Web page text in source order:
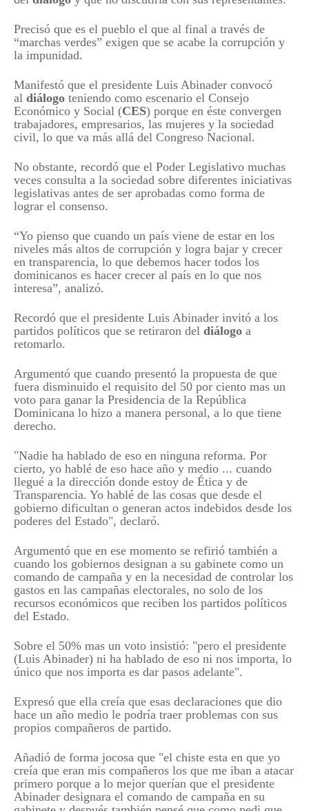
Precisó que es el pueblo el que al final a través de
“marchas verdes” exigen que se acabe la corrupción y
la impunidad.
Manifestó que el presidente Luis Abinader convocó
al diálogo teniendo como escenario el Consejo
Económico y Social (CES) porque en éste convergen
trabajadores, empresarios, las mujeres y la sociedad
civil, lo que va más allá del Congreso Nacional.
No obstante, recordó que el Poder Legislativo muchas
veces consulta a la sociedad sobre diferentes iniciativas
legislativas antes de ser aprobadas como forma de
lograr el consenso.
“Yo pienso que cuando un país viene de estar en los
niveles más altos de corrupción y logra bajar y crecer
en transparencia, lo que debemos hacer todos los
dominicanos es hacer crecer al país en lo que nos
interesa”, analizó.
Recordó que el presidente Luis Abinader invitó a los
partidos políticos que se retiraron del diálogo a
retomarlo.
Argumentó que cuando presentó la propuesta de que
fuera disminuido el requisito del 50 por ciento mas un
voto para ganar la Presidencia de la República
Dominicana lo hizo a manera personal, a lo que tiene
derecho.
"Nadie ha hablado de eso en ninguna reforma. Por
cierto, yo hablé de eso hace año y medio ... cuando
llegué a la dirección donde estoy de Ética y de
Transparencia. Yo hablé de las cosas que desde el
gobierno dificultan o generan actos indebidos desde los
poderes del Estado", declaró.
Argumentó que en ese momento se refirió también a
cuando los gobiernos designan a su gabinete como un
comando de campaña y en la necesidad de controlar los
gastos en las campañas electorales, no solo de los
recursos económicos que reciben los partidos políticos
del Estado.
Sobre el 50% mas un voto insistió: "pero el presidente
(Luis Abinader) ni ha hablado de eso ni nos importa, lo
único que nos importa es dar pasos adelante".
Expresó que ella creía que esas declaraciones que dio
hace un año medio le podría traer problemas con sus
propios compañeros de partido.
Añadió de forma jocosa que "el chiste esta en que yo
creía que eran mis compañeros los que me iban a atacar
primero porque a lo mejor querían que el presidente
Abinader designara el comando de campaña en su